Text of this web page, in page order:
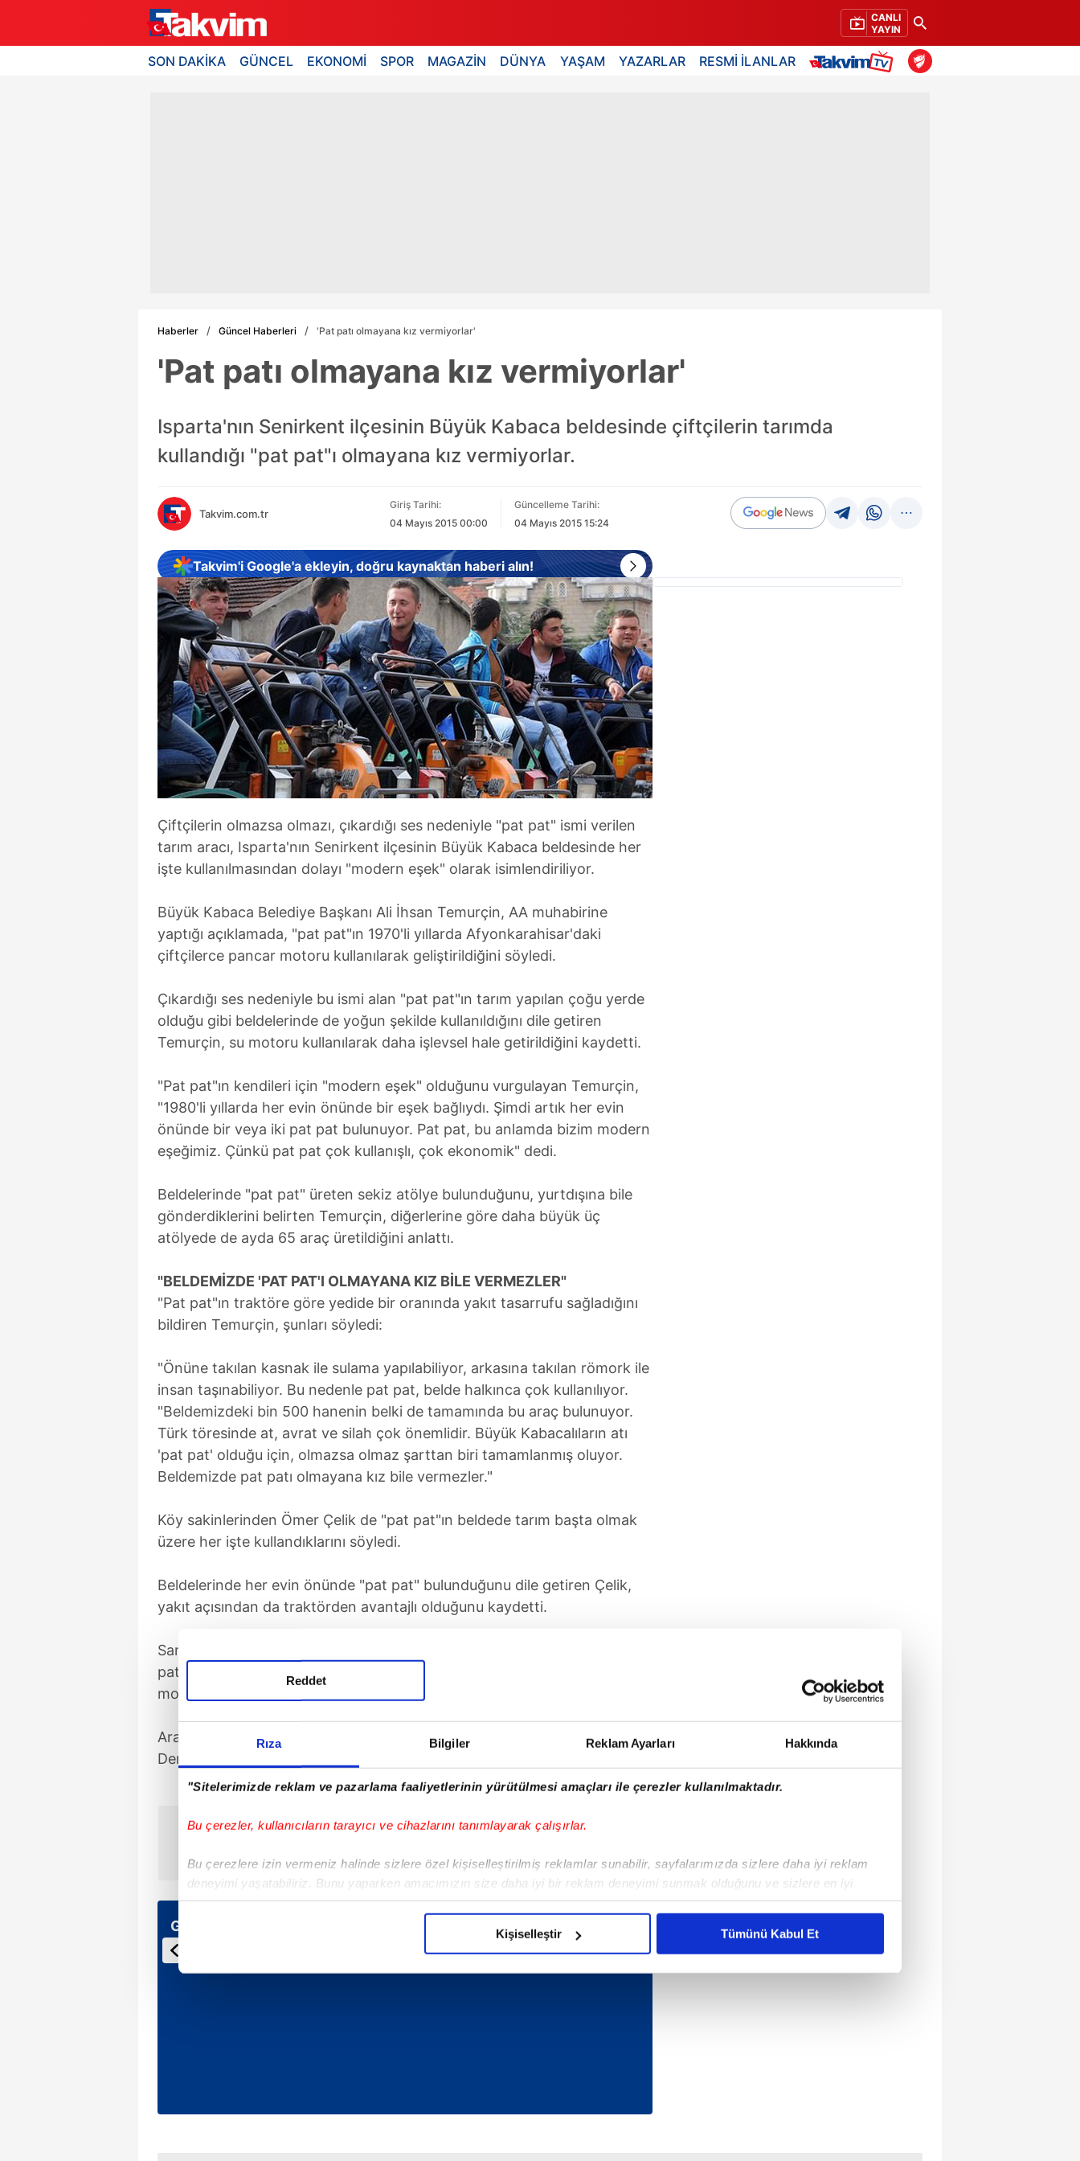
Rıza Bilgiler Reklam Ayarları Hakkında
"Sitelerimizde reklam ve pazarlama faaliyetlerinin yürütülmesi amaçları ile çerezler kullanılmaktadır.
Bu çerezler, kullanıcıların tarayıcı ve cihazlarını tanımlayarak çalışırlar.
Bu çerezlere izin vermeniz halinde sizlere özel kişiselleştirilmiş reklamlar sunabilir, sayfalarımızda sizlere daha iyi reklam
deneyimi yaşatabiliriz. Bunu yaparken amacımızın size daha iyi bir reklam deneyimi sunmak olduğunu ve sizlere en iyi
içerikleri sunabilmek adına elimizden gelen çabayı gösterdiğimizi ve bu noktada, reklamların maliyetlerimizi karşılamak
butonuna tıklayabilir,Çerez Bilgilendirme Metnimiziziyaret edebilirsiniz.
Reddet
Kişiselleştir Tümünü Kabul Et
CANLI
YAYIN
SON DAKİKA GÜNCEL EKONOMİ SPOR MAGAZİN DÜNYA YAŞAM YAZARLAR RESMİ İLANLAR
Haberler Güncel Haberleri 'Pat patı olmayana kız vermiyorlar'
'Pat patı olmayana kız vermiyorlar'
Isparta'nın Senirkent ilçesinin Büyük Kabaca beldesinde çiftçilerin tarımda
kullandığı "pat pat"ı olmayana kız vermiyorlar.
Takvim.com.tr
Giriş Tarihi:
04 Mayıs 2015 00:00
Güncelleme Tarihi:
04 Mayıs 2015 15:24
Takvim'i Google'a ekleyin, doğru kaynaktan haberi alın!
Çiftçilerin olmazsa olmazı, çıkardığı ses nedeniyle "pat pat" ismi verilen
tarım aracı, Isparta'nın Senirkent ilçesinin Büyük Kabaca beldesinde her
işte kullanılmasından dolayı "modern eşek" olarak isimlendiriliyor.
Büyük Kabaca Belediye Başkanı Ali İhsan Temurçin, AA muhabirine
yaptığı açıklamada, "pat pat"ın 1970'li yıllarda Afyonkarahisar'daki
çiftçilerce pancar motoru kullanılarak geliştirildiğini söyledi.
Çıkardığı ses nedeniyle bu ismi alan "pat pat"ın tarım yapılan çoğu yerde
olduğu gibi beldelerinde de yoğun şekilde kullanıldığını dile getiren
Temurçin, su motoru kullanılarak daha işlevsel hale getirildiğini kaydetti.
"Pat pat"ın kendileri için "modern eşek" olduğunu vurgulayan Temurçin,
"1980'li yıllarda her evin önünde bir eşek bağlıydı. Şimdi artık her evin
önünde bir veya iki pat pat bulunuyor. Pat pat, bu anlamda bizim modern
eşeğimiz. Çünkü pat pat çok kullanışlı, çok ekonomik" dedi.
Beldelerinde "pat pat" üreten sekiz atölye bulunduğunu, yurtdışına bile
gönderdiklerini belirten Temurçin, diğerlerine göre daha büyük üç
atölyede de ayda 65 araç üretildiğini anlattı.
"BELDEMİZDE 'PAT PAT'I OLMAYANA KIZ BİLE VERMEZLER"
"Pat pat"ın traktöre göre yedide bir oranında yakıt tasarrufu sağladığını
bildiren Temurçin, şunları söyledi:
"Önüne takılan kasnak ile sulama yapılabiliyor, arkasına takılan römork ile
insan taşınabiliyor. Bu nedenle pat pat, belde halkınca çok kullanılıyor.
"Beldemizdeki bin 500 hanenin belki de tamamında bu araç bulunuyor.
Türk töresinde at, avrat ve silah çok önemlidir. Büyük Kabacalıların atı
'pat pat' olduğu için, olmazsa olmaz şarttan biri tamamlanmış oluyor.
Beldemizde pat patı olmayana kız bile vermezler."
Köy sakinlerinden Ömer Çelik de "pat pat"ın beldede tarım başta olmak
üzere her işte kullandıklarını söyledi.
Beldelerinde her evin önünde "pat pat" bulunduğunu dile getiren Çelik,
yakıt açısından da traktörden avantajlı olduğunu kaydetti.
Sanayi sitesinde 19 yıldır "pat pat" üretimi yapan Soner Demiralay da "pat
pat"ta sulamada kullanılan ve pancar motoru da denilen tek pistonlu
motor kullandıklarını anlattı.
Aracın diğer bölümlerini hurda malzemelerden oluşturduklarını söyleyen
Demiralay, atölyesinde haftada dört "pat pat" ürettiğini sözlerine ekledi.
SONRAKİ HABER
ÖNCEKİ HABER
Günün Manşetleri